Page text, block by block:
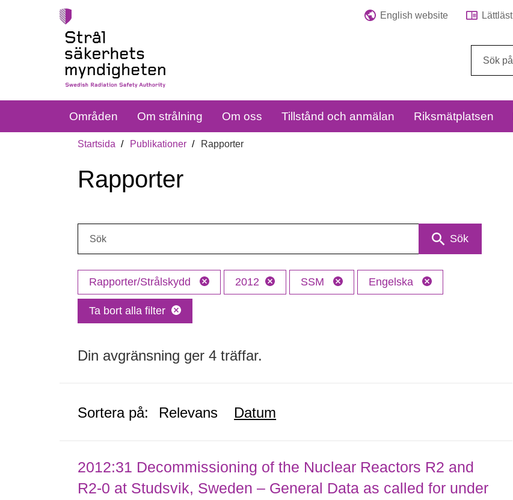
English website Lättläst
Områden Om strålning Om oss Tillstånd och anmälan Riksmätplatsen
Startsida Publikationer Rapporter
Rapporter
Sök
Rapporter/Strålskydd 2012 SSM Engelska
Ta bort alla filter
Din avgränsning ger 4 träffar.
Sortera på: Relevans Datum
2012:31 Decommissioning of the Nuclear Reactors R2 and
R2-0 at Studsvik, Sweden – General Data as called for under